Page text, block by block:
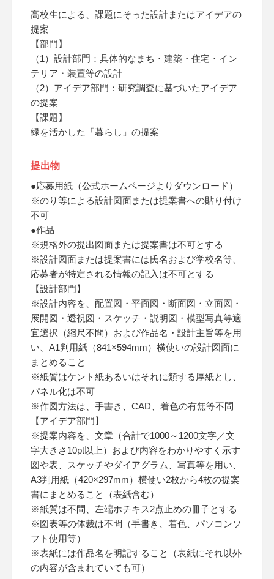
高校生による、課題にそった設計またはアイデアの
提案
【部門】
（1）設計部門：具体的なまち・建築・住宅・イン
テリア・装置等の設計
（2）アイデア部門：研究調査に基づいたアイデア
の提案
【課題】
緑を活かした「暮らし」の提案
提出物
●応募用紙（公式ホームページよりダウンロード）
※のり等による設計図面または提案書への貼り付け
不可
●作品
※規格外の提出図面または提案書は不可とする
※設計図面または提案書には氏名および学校名等、
応募者が特定される情報の記入は不可とする
【設計部門】
※設計内容を、配置図・平面図・断面図・立面図・
展開図・透視図・スケッチ・説明図・模型写真等適
宜選択（縮尺不問）および作品名・設計主旨等を用
い、A1判用紙（841×594mm）横使いの設計図面に
まとめること
※紙質はケント紙あるいはそれに類する厚紙とし、
パネル化は不可
※作図方法は、手書き、CAD、着色の有無等不問
【アイデア部門】
※提案内容を、文章（合計で1000～1200文字／文
字大きさ10pt以上）および内容をわかりやすく示す
図や表、スケッチやダイアグラム、写真等を用い、
A3判用紙（420×297mm）横使い2枚から4枚の提案
書にまとめること（表紙含む）
※紙質は不問、左端ホチキス2点止めの冊子とする
※図表等の体裁は不問（手書き、着色、パソコンソ
フト使用等）
※表紙には作品名を明記すること（表紙にそれ以外
の内容が含まれていても可）